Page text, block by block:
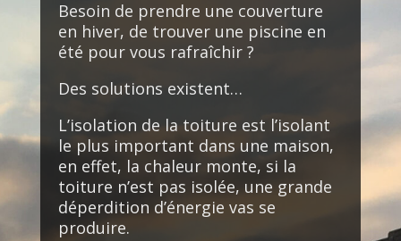
Besoin de prendre une couverture
en hiver, de trouver une piscine en
été pour vous rafraîchir ?
Des solutions existent…
L’isolation de la toiture est l’isolant
le plus important dans une maison,
en effet, la chaleur monte, si la
toiture n’est pas isolée, une grande
déperdition d’énergie vas se
produire.